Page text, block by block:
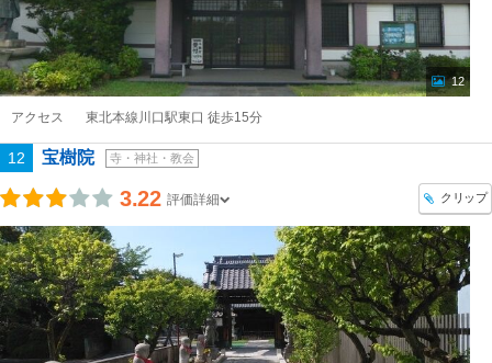
12
アクセス 東北本線川口駅東口 徒歩15分
12 宝樹院 寺・神社・教会
3.22 評価詳細 クリップ